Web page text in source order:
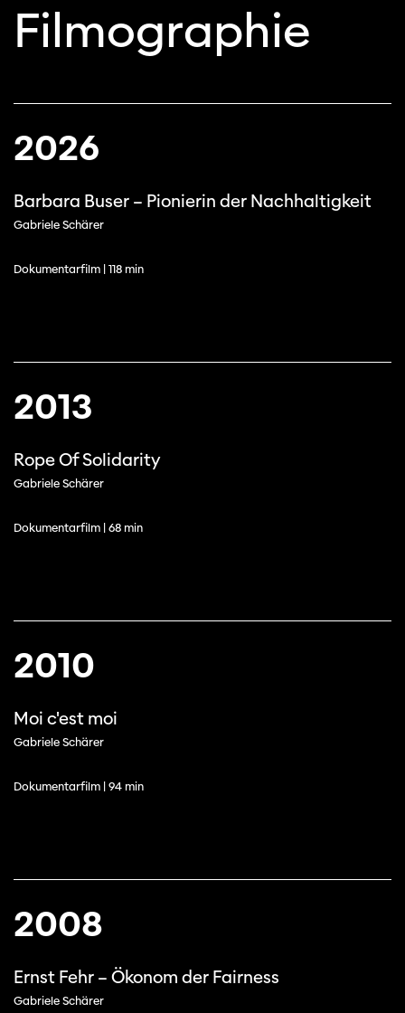
Filmographie
2026
Barbara Buser – Pionierin der Nachhaltigkeit
Gabriele Schärer
Dokumentarfilm | 118 min
2013
Rope Of Solidarity
Gabriele Schärer
Dokumentarfilm | 68 min
2010
Moi c'est moi
Gabriele Schärer
Dokumentarfilm | 94 min
2008
Ernst Fehr – Ökonom der Fairness
Gabriele Schärer